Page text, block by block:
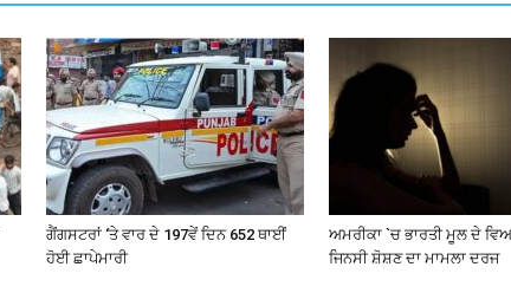
ਗੈਂਗਸਟਰਾਂ ‘ਤੇ ਵਾਰ ਦੇ 197ਵੇਂ ਦਿਨ 652 ਥਾਈਂ
ਹੋਈ ਛਾਪੇਮਾਰੀ
ਅਮਰੀਕਾ `ਚ ਭਾਰਤੀ ਮੂਲ ਦੇ
ਜਿਨਸੀ ਸ਼ੋਸ਼ਣ ਦਾ ਮਾਮਲਾ ਦਰਜ